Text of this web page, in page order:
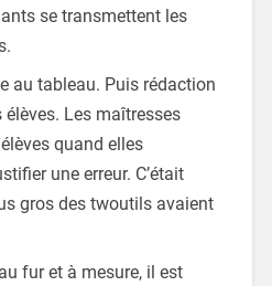
se transmettent les
au tableau. Puis rédaction
Les maîtresses
quand elles
une erreur. C’était
gros des twoutils avaient
fur et à mesure, il est